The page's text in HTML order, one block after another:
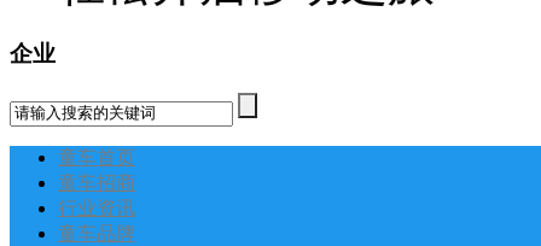
企业
童车首页
童车招商
行业资讯
童车品牌